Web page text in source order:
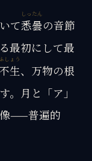
て悉曇
しったん
の音節
最初にして最
生
しょう
、万物の根
。月と「ア」
——普遍的